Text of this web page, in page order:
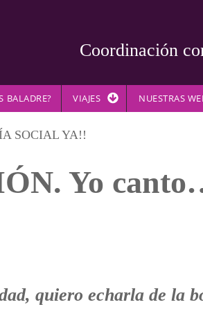
Coordinación
BALADRE? VIAJES NUESTRAS
SOCIAL YA!!
Yo
quiero echarla de la